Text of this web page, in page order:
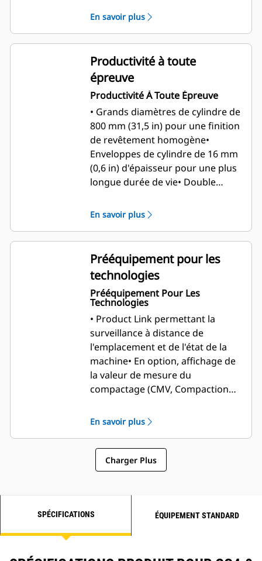
l'opérateur coulissant en option
et doubles leviers de propulsion
pour réduire la fatigue de
l'opérateur et améliorer la
visibilité de la surface de travail
En savoir plus
Productivité à toute
épreuve
Productivité À Toute Épreuve
• Grands diamètres de cylindre de
800 mm (31,5 in) pour une finition
de revêtement homogène•
Enveloppes de cylindre de 16 mm
(0,6 in) d'épaisseur pour une plus
longue durée de vie• Double
de ballast pour maximiser la force
de compactage
délivrant une puissance de 36 kW
(48,2 hp) (brute)
En savoir plus
Prééquipement pour les
technologies
Prééquipement Pour Les
Technologies
• Product Link permettant la
surveillance à distance de
l'emplacement et de l'état de la
machine• En option, affichage de
la valeur de mesure du
compactage (CMV, Compaction
permettre au conducteur des
performances et une
homogénéité accrues du
compactage
En savoir plus
Charger Plus
SPÉCIFICATIONS ÉQUIPEMENT STANDARD